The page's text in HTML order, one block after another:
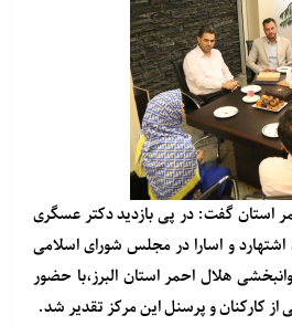
استان گفت: در پی بازدید دکتر عسگری
و اسارا در مجلس شورای اسلامی
هلال احمر استان البرز،با حضور
کارکنان و پرسنل این مرکز تقدیر شد.